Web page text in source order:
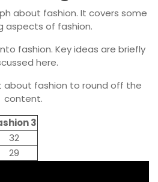
about fashion. It covers some
aspects of fashion.
fashion. Key ideas are briefly
here.
about fashion to round off the
content.
3
32
29